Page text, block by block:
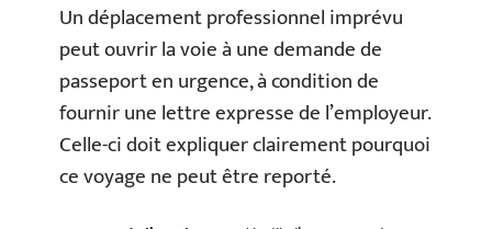
Un déplacement professionnel imprévu
peut ouvrir la voie à une demande de
passeport en urgence, à condition de
fournir une lettre expresse de l’employeur.
Celle-ci doit expliquer clairement pourquoi
ce voyage ne peut être reporté.